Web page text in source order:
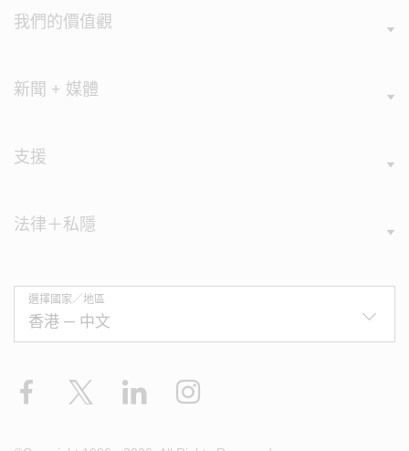
我們的價值觀
新聞 + 媒體
支援
法律＋私隱
選擇國家／地區
Facebook LinkedIn